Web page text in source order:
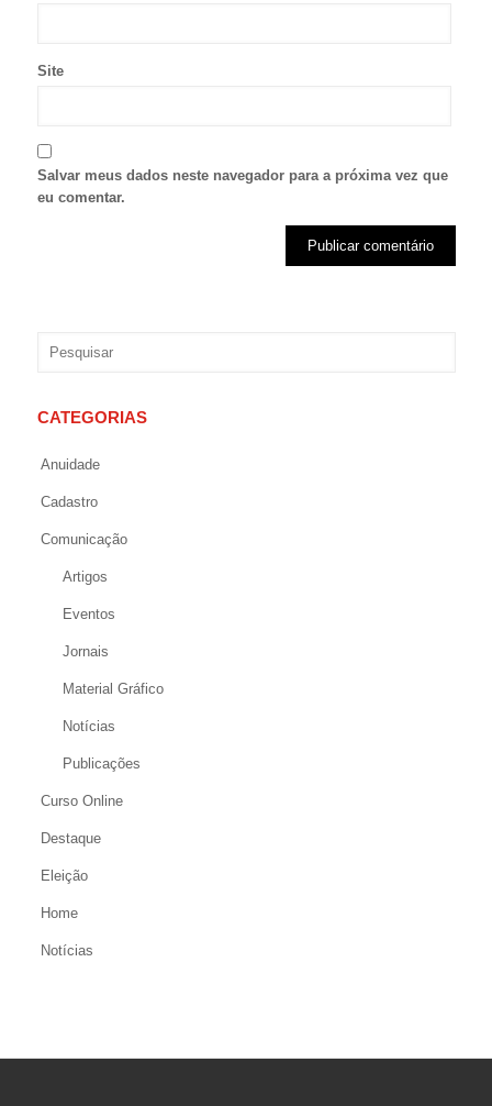
Site
Salvar meus dados neste navegador para a próxima vez que
eu comentar.
CATEGORIAS
Anuidade
Cadastro
Comunicação
Artigos
Eventos
Jornais
Material Gráfico
Notícias
Publicações
Curso Online
Destaque
Eleição
Home
Notícias